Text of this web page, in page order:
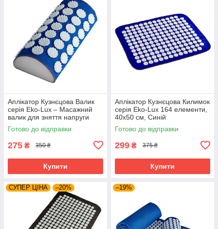
Аплікатор Кузнєцова Валик
серія Eko-Lux – Масажний
валик для зняття напруги
Готово до відправки
275 ₴ 350 ₴
Купити
Аплікатор Кузнєцова Килимок
серія Eko-Lux 164 елементи,
40x50 см, Синій
Готово до відправки
299 ₴ 375 ₴
Купити
СУПЕР ЦІНА –20% –19%